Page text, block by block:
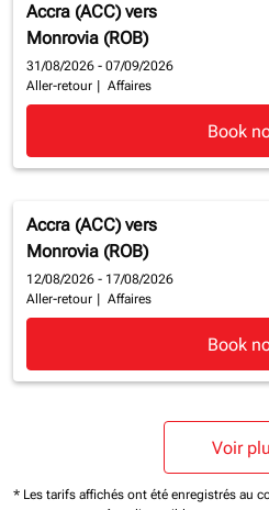
Accra (ACC) vers
Monrovia (ROB)
31/08/2026 - 07/09/2026
Aller-retour
Affaires
Book
Accra (ACC) vers
Monrovia (ROB)
12/08/2026 - 17/08/2026
Aller-retour
Affaires
Book
Voir
* Les tarifs affichés ont été enregistrés au